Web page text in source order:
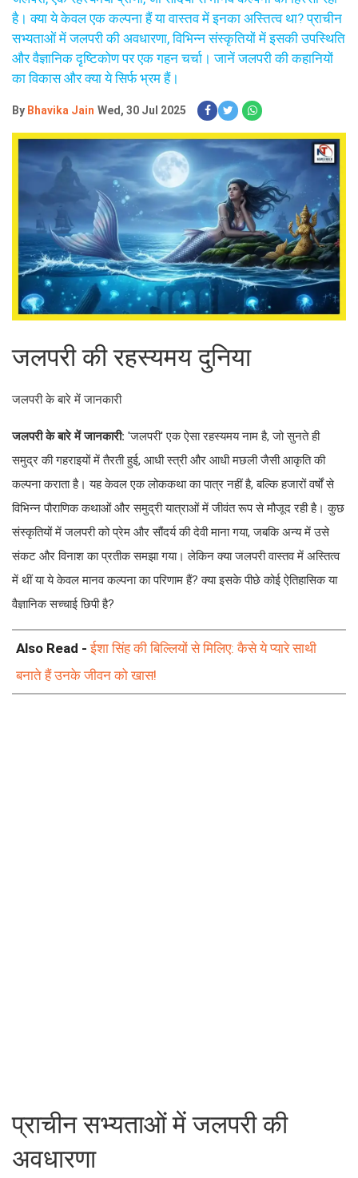
है। क्या ये केवल एक कल्पना हैं या वास्तव में इनका अस्तित्व था? प्राचीन
सभ्यताओं में जलपरी की अवधारणा, विभिन्न संस्कृतियों में इसकी उपस्थिति
और वैज्ञानिक दृष्टिकोण पर एक गहन चर्चा। जानें जलपरी की कहानियों
का विकास और क्या ये सिर्फ भ्रम हैं।
By Bhavika Jain Wed, 30 Jul 2025
जलपरी की रहस्यमय दुनिया
जलपरी के बारे में जानकारी
जलपरी के बारे में जानकारी: 'जलपरी' एक ऐसा रहस्यमय नाम है, जो सुनते ही
समुद्र की गहराइयों में तैरती हुई, आधी स्त्री और आधी मछली जैसी आकृति की
कल्पना कराता है। यह केवल एक लोककथा का पात्र नहीं है, बल्कि हजारों वर्षों से
विभिन्न पौराणिक कथाओं और समुद्री यात्राओं में जीवंत रूप से मौजूद रही है। कुछ
संस्कृतियों में जलपरी को प्रेम और सौंदर्य की देवी माना गया, जबकि अन्य में उसे
संकट और विनाश का प्रतीक समझा गया। लेकिन क्या जलपरी वास्तव में अस्तित्व
में थीं या ये केवल मानव कल्पना का परिणाम हैं? क्या इसके पीछे कोई ऐतिहासिक या
वैज्ञानिक सच्चाई छिपी है?
Also Read -ईशा सिंह की बिल्लियों से मिलिए: कैसे ये प्यारे साथी
बनाते हैं उनके जीवन को खास!
प्राचीन सभ्यताओं में जलपरी की
अवधारणा